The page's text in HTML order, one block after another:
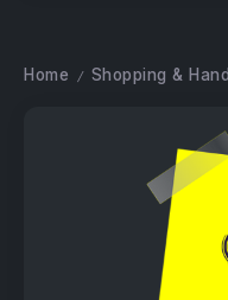
Home / Shopping &